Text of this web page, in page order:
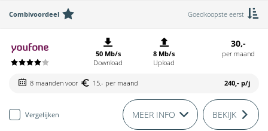
Combivoordeel Goedkoopste eerst
50 Mb/s
Download
8 Mb/s
Upload
30,-
per maand
8 maanden voor 15,- per maand 240,- p/j
Vergelijken MEER INFO BEKIJK